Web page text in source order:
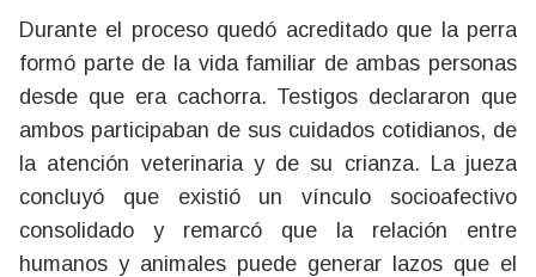
Durante el proceso quedó acreditado que la perra
formó parte de la vida familiar de ambas personas
desde que era cachorra. Testigos declararon que
ambos participaban de sus cuidados cotidianos, de
la atención veterinaria y de su crianza. La jueza
concluyó que existió un vínculo socioafectivo
consolidado y remarcó que la relación entre
humanos y animales puede generar lazos que el